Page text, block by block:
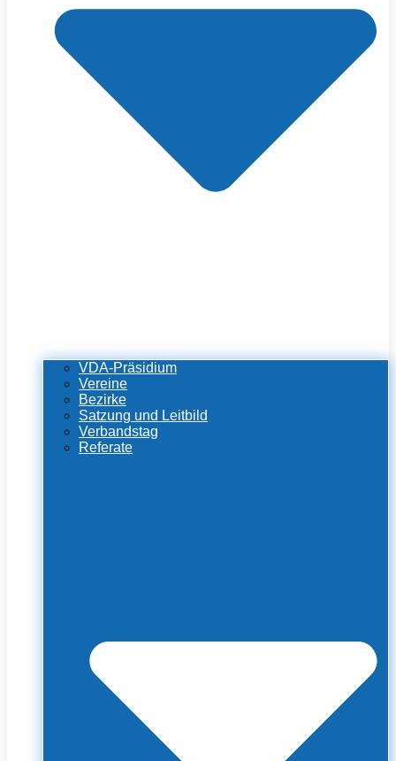
VDA-Präsidium
Vereine
Bezirke
Satzung und Leitbild
Verbandstag
Referate